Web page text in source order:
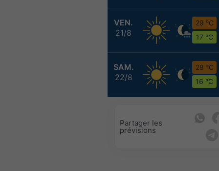
VEN.
21/8
29 °C
17 °C
SAM.
22/8
28 °C
16 °C
Partager les
prévisions